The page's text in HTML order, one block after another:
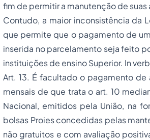
fim de permitir a manutenção de
Contudo, a maior inconsistência da
que permite que o pagamento de
inserida no parcelamento seja feito
instituições de ensino Superior. In
Art. 13. É facultado o pagamento
mensais de que trata o art. 10
Nacional, emitidos pela União, na
bolsas Proies concedidas pelas
não gratuitos e com avaliação